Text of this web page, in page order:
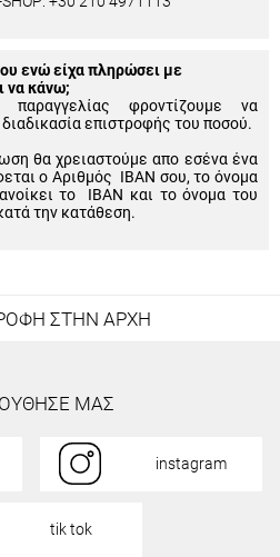
ενώ είχα πληρώσει με
να κάνω;
φροντίζουμε να
επιστροφής του ποσού.
θα χρειαστούμε απο εσένα ένα
ο Αριθμός IBAN σου, το όνομα
το IBAN και το όνομα του
την κατάθεση.
ΣΤΗΝ ΑΡΧΗ
ΜΑΣ
instagram
tik tok